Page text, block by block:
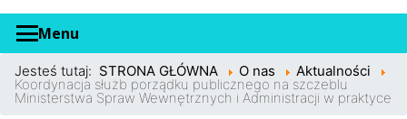
Menu
Jesteś tutaj: STRONA GŁÓWNA O nas Aktualności
Koordynacja służb porządku publicznego na szczeblu
Ministerstwa Spraw Wewnętrznych i Administracji w praktyce